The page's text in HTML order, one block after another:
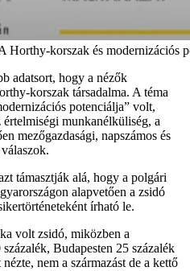
Horthy-korszak és modernizációs
adatsort, hogy a nézők
korszak társadalma. A téma
potenciálja” volt,
munkanélküliség, a
mezőgazdasági, napszámos és
támasztják alá, hogy a polgári
alapvetően a zsidó
írható le.
volt zsidó, miközben a
Budapesten 25 százalék
nem a származást de a kettő